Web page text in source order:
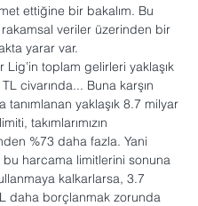
ettiğine bir bakalım. Bu
veriler üzerinden bir
yarar var.
Lig’in toplam gelirleri yaklaşık
civarında... Buna karşın
tanımlanan yaklaşık 8.7 milyar
takımlarımızın
%73 daha fazla. Yani
bu harcama limitlerini sonuna
kalkarlarsa, 3.7
daha borçlanmak zorunda